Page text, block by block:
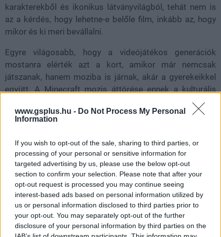
www.gsplus.hu - Do Not Process My Personal
Information
If you wish to opt-out of the sale, sharing to third parties, or
processing of your personal or sensitive information for
targeted advertising by us, please use the below opt-out
section to confirm your selection. Please note that after your
opt-out request is processed you may continue seeing
interest-based ads based on personal information utilized by
us or personal information disclosed to third parties prior to
your opt-out. You may separately opt-out of the further
disclosure of your personal information by third parties on the
karakterekből és ikonikus látványvilágból, tehát nem is
az a kérdés, hogy lehetne-e belőle film, inkább az, hogy
mikor és ki meri bevállalni.
Egyre világosabb, hogy a videójátékos generációk
mostanra elérték azt a kort, amikor már nemcsak
játszanak, hanem moziba is járnak, akár a gyerekeikkel
együtt. A Minecraft mozis áttörése ennek a kulturális
váltásnak az egyik legerősebb példája. A jövőben
várhatóan még több hasonló próbálkozás érkezik, hiszen
rajongás és pénz találkozik, ott érdemes kockát vetni.